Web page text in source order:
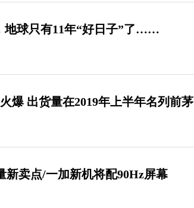
地球只有11年“好日子”了……
爆 出货量在2019年上半年名列前茅
新卖点/一加新机将配90Hz屏幕